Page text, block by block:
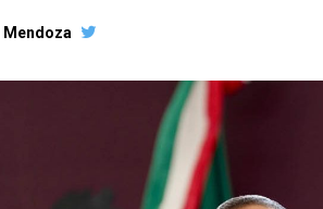
Mendoza